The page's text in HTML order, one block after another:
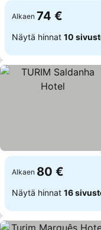
Alkaen 74 €
Näytä hinnat 10
Alkaen 80 €
Näytä hinnat 16